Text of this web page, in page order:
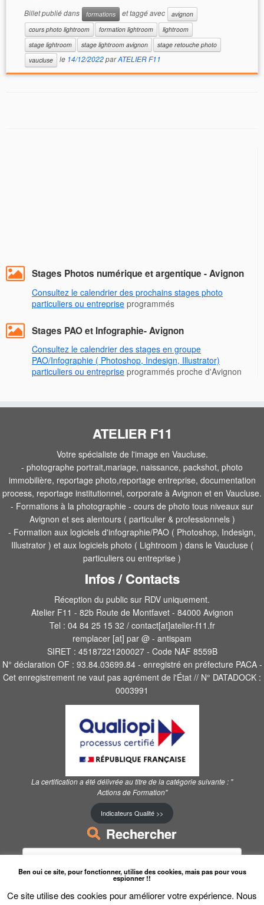
Billet publié dans formations et taggé avec
avignon
cours photo lightroom
formation lightroom
lightroom
stage lightroom
stage lightroom avignon
stage retouche photo
vaucluse
le 14/12/2022parATELIER F11
Stages Photos numérique et argentique - Avignon
Consultez le calendrier des prochains stages photo
particuliers ou entreprise programmés
Stages PAO et Infographie- Avignon
Consultez le calendrier des stages en groupe
PAO/Infographie ( Photoshop, Indesign, Illustrator)
particuliers ou entreprise programmés proche d'Avignon
ATELIER F11
Votre spécialiste de l'image en Vaucluse.
- photographe portrait,mariage, naissance, packshot, photo
immobilière, reportage photo,reportage entreprise, documentation
process, reportage institutionnel, corporate à Avignon et en Vaucluse.
- Formations à la photographie - cours de photo tous niveaux sur
Avignon et ses alentours ( particulier & professionnels )
- Formation aux logiciels d'infographie/PAO ( Photoshop, Indesign,
Illustrator ) et aux logiciels photo ( Lightroom ) dans le Vaucluse (
particuliers ou entreprise )
Infos / Contacts
Réception du public sur RDV uniquement.
Atelier F11 - 82b Route de Montfavet - 84000 Avignon
Tel : 04 84 25 15 32 / contact[at]atelier-f11.fr
remplacer [at] par @ - antispam
SIRET : 45187221200027 - Code NAF 8559B
N° déclaration OF : 93.84.03699.84 - enregistré en préfecture PACA -
Cet enregistrement ne vaut pas agrément de l'État // N° DATADOCK :
0003991
La certification a été délivrée au titre de la catégorie suivante : "
Actions de Formation"
Indicateurs Qualité >>
Rechercher
Rechercher :
Ben oui ce site, pour fonctionner, utilise des cookies, mais pas pour vous
espionner !!
Ce site utilise des cookies pour améliorer votre expérience. Nous